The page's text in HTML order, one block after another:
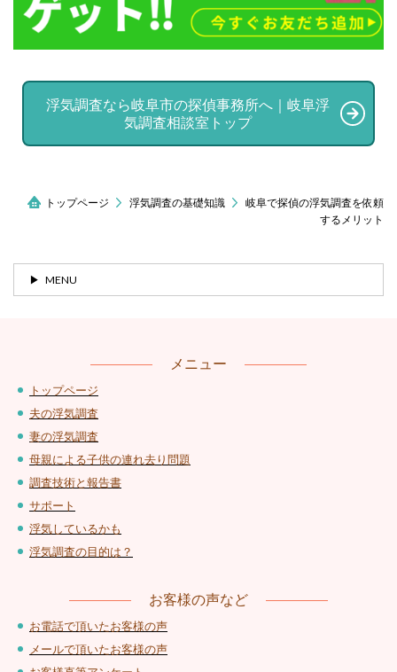
浮気調査なら岐阜市の探偵事務所へ｜岐阜浮
気調査相談室トップ
トップページ 浮気調査の基礎知識
岐阜で探偵の浮気調査を依頼
するメリット
MENU
メニュー
トップページ
夫の浮気調査
妻の浮気調査
母親による子供の連れ去り問題
調査技術と報告書
サポート
浮気しているかも
浮気調査の目的は？
お客様の声など
お電話で頂いたお客様の声
メールで頂いたお客様の声